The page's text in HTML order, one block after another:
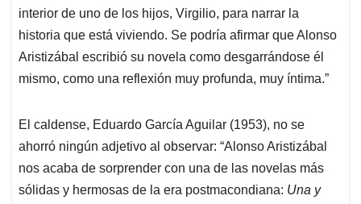
interior de uno de los hijos, Virgilio, para narrar la
historia que está viviendo. Se podría afirmar que Alonso
Aristizábal escribió su novela como desgarrándose él
mismo, como una reflexión muy profunda, muy íntima.”
El caldense, Eduardo García Aguilar (1953), no se
ahorró ningún adjetivo al observar: “Alonso Aristizábal
nos acaba de sorprender con una de las novelas más
sólidas y hermosas de la era postmacondiana: Una y